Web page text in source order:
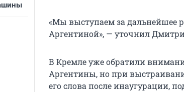
«Мы выступаем за дальнейшее
Аргентиной», — уточнил
В Кремле уже обратили
Аргентины, но при
его слова после инаугурации,